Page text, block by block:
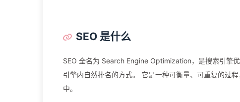
SEO 是什么
SEO 全名为 Search Engine Optimization，是搜索引擎
引擎内自然排名的方式。 它是一种可衡量、可重复的过
中。